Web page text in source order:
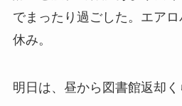
でまったり過ごした。エア
休み。
明日は、昼から図書館返却く